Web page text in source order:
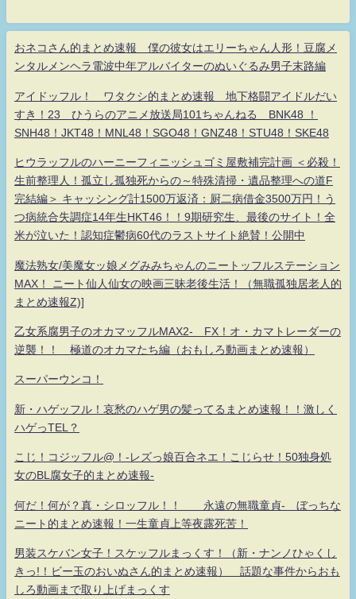
おネコさん的まとめ速報 僕の彼女はエリーちゃん人形！豆腐メ
ンタルメンヘラ電波中年アルバイターのぬいぐるみ男子末路編
アイドッフル！ ワタクシ的まとめ速報 地下格闘アイドルだい
すき！23 ひうらのアニメ放送局101ちゃんねる BNK48 ！
SNH48！JKT48！MNL48！SGO48！GNZ48！STU48！SKE48
ヒウラッフルのハーニーフィニッシュゴミ屋敷補完計画 ＜必殺！
生前整理人！孤立し孤独死からの～特殊清掃・遺品整理への道F
完結編＞ キャッシング計1500万返済：厨二病借金3500万円！う
つ病統合失調症14年生HKT46！！9期研究生、最後のサイト！全
米が泣いた！認知症鬱病60代のラストサイト絶賛！公開中
魔法熟女/美魔女ッ娘メグみみちゃんのニートッフルステーション
MAX！ ニート仙人仙女の映画三昧老後生活！（無職孤独居老人的
まとめ速報Z)]
乙女系腐男子のオカマッフルMAX2- FX！オ・カマトレーダーの
逆襲！！ 極道のオカマたち編（おもしろ動画まとめ速報）
スーパーウンコ！
新・ハゲッフル！哀愁のハゲ男の髪ってるまとめ速報！！激しく
ハゲっTEL？
こじ！コジッフル@！-レズっ娘百合ネエ！こじらせ！50独身処
女のBL腐女子的まとめ速報-
何だ！何が？真・シロッフル！！ 永遠の無職童貞- ぼっちな
ニート的まとめ速報！一生童貞上等夜露死苦！
男装スケバン女子！スケッフルまっくす！（新・ナンノひゃくし
きっ!！ビー玉のおいぬさん的まとめ速報） 話題な事件からおも
しろ動画まで取り上げまっくす